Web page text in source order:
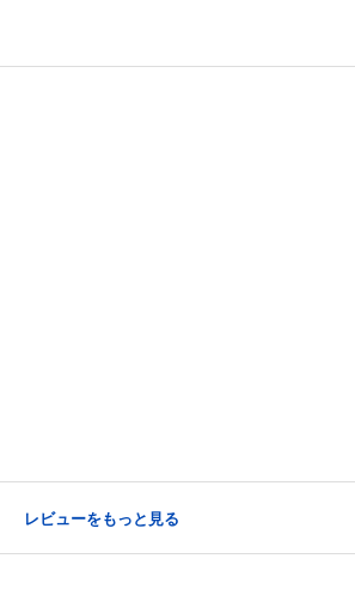
レビューをもっと見る